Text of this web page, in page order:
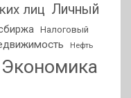
лиц Личный
Налоговый
Нефть
Экономика